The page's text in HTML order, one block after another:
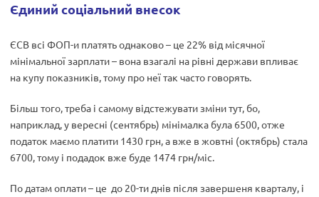
Єдиний соціальний внесок
ЄСВ всі ФОП-и платять однаково – це 22% від місячної
мінімальної зарплати – вона взагалі на рівні держави впливає
на купу показників, тому про неї так часто говорять.
Більш того, треба і самому відстежувати зміни тут, бо,
наприклад, у вересні (сентябрь) мінімалка була 6500, отже
податок маємо платити 1430 грн, а вже в жовтні (октябрь) стала
6700, тому і подадок вже буде 1474 грн/міс.
По датам оплати – це до 20-ти днів після завершеня кварталу, і